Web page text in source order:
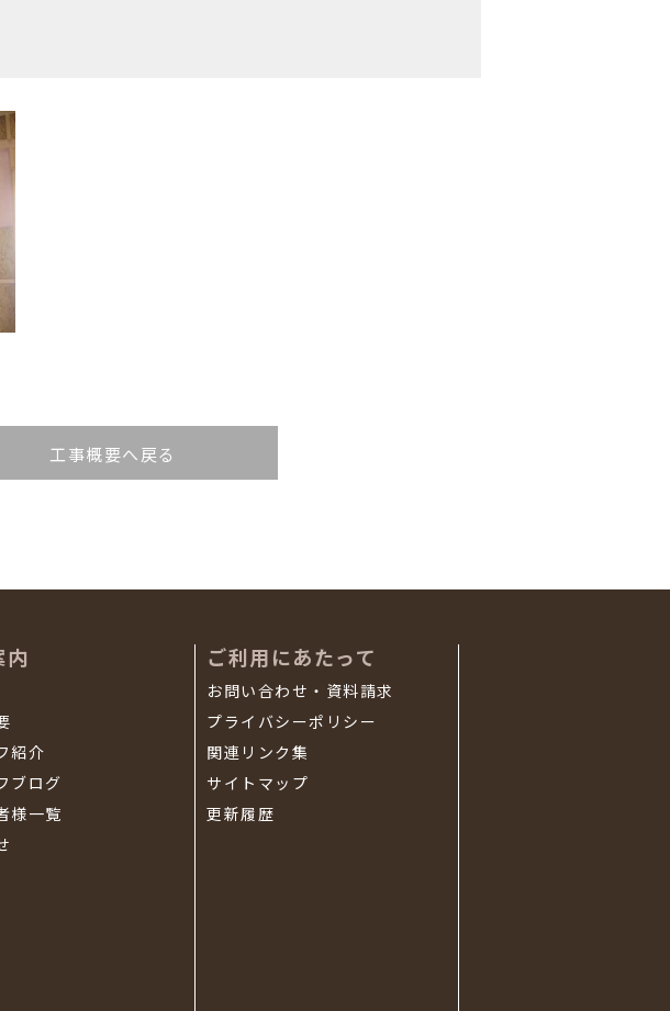
工事概要へ戻る
内
紹介
ブログ
様一覧
ご利用にあたって
お問い合わせ・資料請求
プライバシーポリシー
関連リンク集
サイトマップ
更新履歴